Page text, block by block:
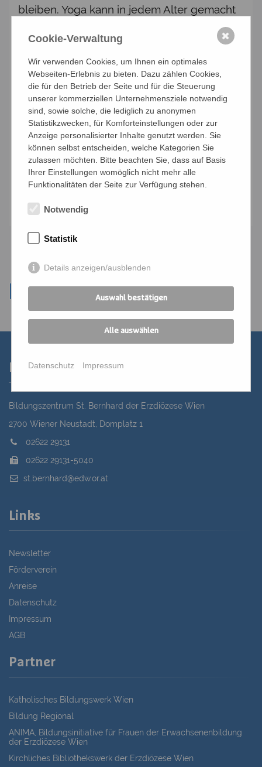
bleiben. Yoga kann in jedem Alter gemacht
werden, auch von Menschen ab 50+. Keine
Vorkenntnisse erforderlich, perfekt für
Anfänger, aber auch für Interessierte mit
Vorkenntnissen.
Termin: jeden Mittwoch von 09:00 Uhr –
10:00 Uhr Einstieg jederzeit möglich
TEILNAHMEBEITRAG: 10er Block: € 90,--/
für Mitglieder bzw. €100,--/ für Gäste
Leitung: Hannelore Blutaumüller
Kontakt
Bildungszentrum St. Bernhard der Erzdiözese Wien
2700 Wiener Neustadt, Domplatz 1
02622 29131
02622 29131-5040
st.bernhard@edw.or.at
Links
Newsletter
Förderverein
Anreise
Datenschutz
Impressum
AGB
Partner
Katholisches Bildungswerk Wien
Bildung Regional
ANIMA, Bildungsinitiative für Frauen der Erwachsenenbildung
der Erzdiözese Wien
Kirchliches Bibliothekswerk der Erzdiözese Wien
Cookie-Verwaltung
Wir verwenden Cookies, um Ihnen ein optimales
Webseiten-Erlebnis zu bieten. Dazu zählen Cookies,
die für den Betrieb der Seite und für die Steuerung
unserer kommerziellen Unternehmensziele notwendig
sind, sowie solche, die lediglich zu anonymen
Statistikzwecken, für Komforteinstellungen oder zur
Anzeige personalisierter Inhalte genutzt werden. Sie
können selbst entscheiden, welche Kategorien Sie
zulassen möchten. Bitte beachten Sie, dass auf Basis
Ihrer Einstellungen womöglich nicht mehr alle
Funktionalitäten der Seite zur Verfügung stehen.
Notwendig
Statistik
Details anzeigen/ausblenden
Auswahl bestätigen
Alle auswählen
Datenschutz Impressum
✖